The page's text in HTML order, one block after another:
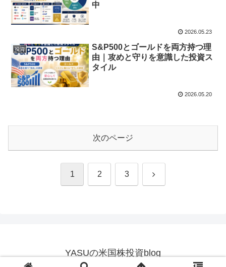
中
2026.05.23
投資
S&P500とゴールドを両方持つ理
由｜攻めと守りを意識した投資ス
タイル
2026.05.20
次のページ
1 2 3 次
YASUの米国株投資blog